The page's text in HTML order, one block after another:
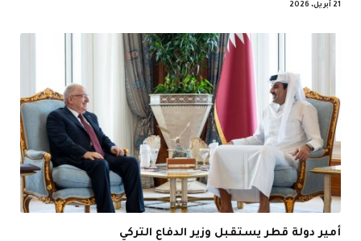
21 أبريل، 2026
أمير دولة قطر يستقبل وزير الدفاع التركي